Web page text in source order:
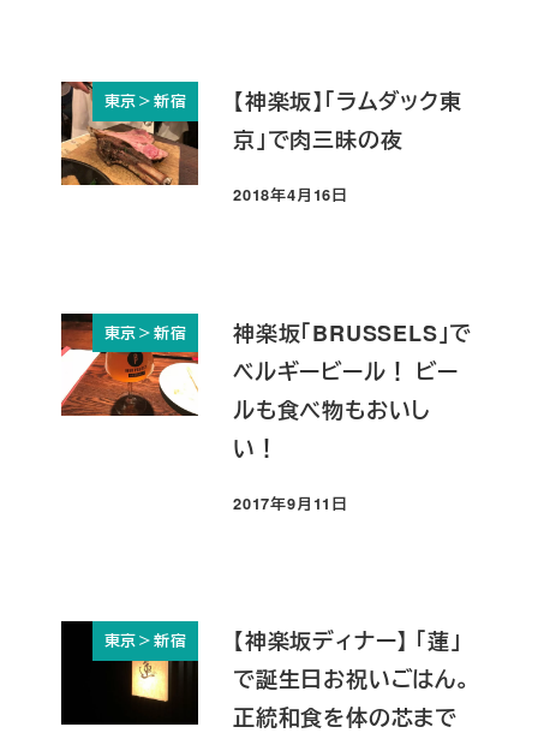
東京＞新宿
【神楽坂】「ラムダック東
京」で肉三昧の夜
投稿日
2018年4月16日
東京＞新宿
神楽坂「BRUSSELS」で
ベルギービール！ ビー
ルも食べ物もおいし
い！
投稿日
2017年9月11日
東京＞新宿
【神楽坂ディナー】 「蓮」
で誕生日お祝いごはん。
正統和食を体の芯まで